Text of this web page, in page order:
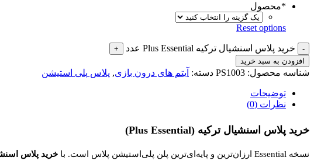
*محصول
Reset options
خرید پلاس اسنشیال ترکیه Plus Essential عدد
افزودن به سبد خرید
شناسه محصول: PS1003 دسته: آیتم های درون بازی, پلاس پلی استیشن
توضیحات
نظرات (0)
خرید پلاس اسنشیال ترکیه (Plus Essential)
نسخه Essential ارزان‌ترین و پایه‌ای‌ترین پلن پلی‌استیشن پلاس است. با خرید پلاس